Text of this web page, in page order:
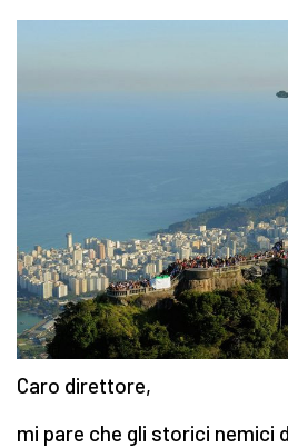
Caro direttore,
mi pare che gli storici nemici